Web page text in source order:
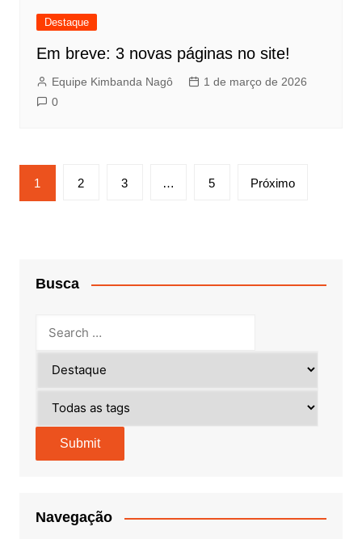
Destaque
Em breve: 3 novas páginas no site!
Equipe Kimbanda Nagô
1 de março de 2026
0
Paginação
de
1 2 3 … 5 Próximo
Busca
Navegação